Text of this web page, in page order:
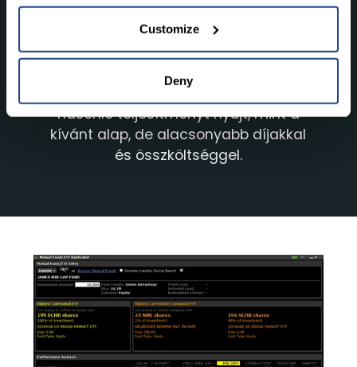
Customize
Deny
Keressen olyan ETF-et, amely
hasonló teljesítményt nyújt, mint a
kívánt alap, de alacsonyabb díjakkal
és összköltséggel.